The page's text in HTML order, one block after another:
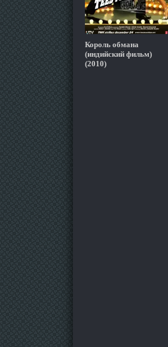
Король обмана
(индийский фильм)
(2010)